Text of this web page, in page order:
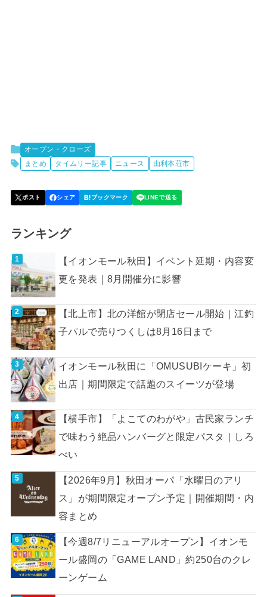
オープン・クローズ
まとめ
タイムリー記事 ニュース 由利本荘市
ランキング
【イオンモール秋田】イベント延期・内容変
更を発表｜8月開催分に影響
【北上市】北の洋館が閉店セール開始｜江釣
子パルで売りつくしは8月16日まで
イオンモール秋田に「OMUSUBIケーキ」初
出店｜期間限定で話題のスイーツが登場
【横手市】「よこてのわがや」古民家ランチ
で味わう絶品ハンバーグと限定パスタ｜しろ
べい
【2026年9月】秋田オーパ「水曜日のアリ
ス」が期間限定オープン予定｜開催期間・内
容まとめ
【今週8/7リニューアルオープン】イオンモ
ール盛岡の「GAME LAND」約250台のクレ
ーンゲーム